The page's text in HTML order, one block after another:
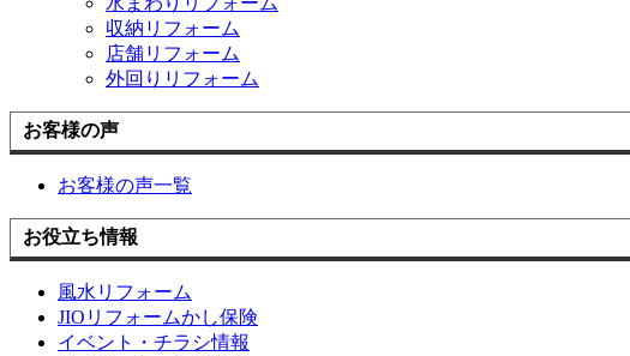
収納リフォーム
店舗リフォーム
外回りリフォーム
お客様の声
お客様の声一覧
お役立ち情報
風水リフォーム
JIOリフォームかし保険
イベント・チラシ情報